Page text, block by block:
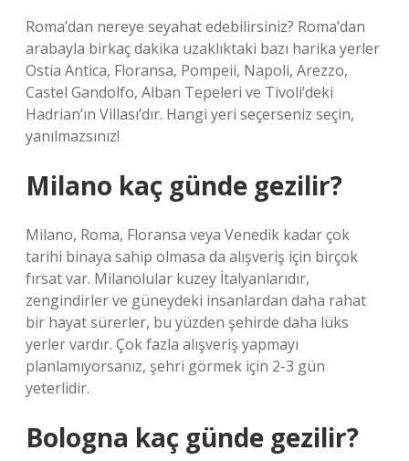
Roma’dan nereye seyahat edebilirsiniz? Roma’dan
arabayla birkaç dakika uzaklıktaki bazı harika yerler
Ostia Antica, Floransa, Pompeii, Napoli, Arezzo,
Castel Gandolfo, Alban Tepeleri ve Tivoli’deki
Hadrian’ın Villası’dır. Hangi yeri seçerseniz seçin,
yanılmazsınız!
Milano kaç günde gezilir?
Milano, Roma, Floransa veya Venedik kadar çok
tarihi binaya sahip olmasa da alışveriş için birçok
fırsat var. Milanolular kuzey İtalyanlarıdır,
zengindirler ve güneydeki insanlardan daha rahat
bir hayat sürerler, bu yüzden şehirde daha lüks
yerler vardır. Çok fazla alışveriş yapmayı
planlamıyorsanız, şehri görmek için 2-3 gün
yeterlidir.
Bologna kaç günde gezilir?